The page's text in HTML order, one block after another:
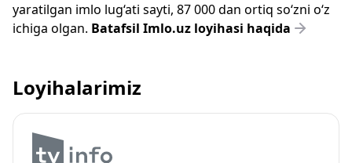
yaratilgan imlo lug‘ati sayti, 87 000 dan ortiq so‘zni o‘z
ichiga olgan. Batafsil Imlo.uz loyihasi haqida
Loyihalarimiz